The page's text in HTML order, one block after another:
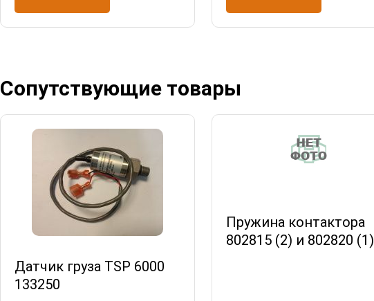
Сопутствующие товары
Датчик груза TSP 6000
133250
Пружина контактора
802815 (2) и 802820 (1)